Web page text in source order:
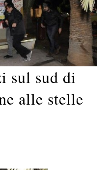
sul sud di
alle stelle